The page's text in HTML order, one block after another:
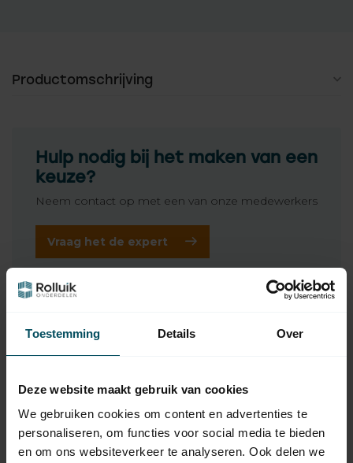
Toestemming Details Over
Deze website maakt gebruik van cookies
We gebruiken cookies om content en advertenties te
personaliseren, om functies voor social media te bieden
en om ons websiteverkeer te analyseren. Ook delen we
Productomschrijving
Hulp nodig bij het maken van een
keuze?
Neem contact op met een van onze medewerkers
Vraag het de expert
SIMU
Simu T5 buismotor - 12
SIMU
Simu Motorsteun Simu T5
standaard + montageset
Op voorraad
8,95